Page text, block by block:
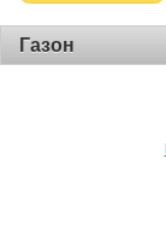
Газон